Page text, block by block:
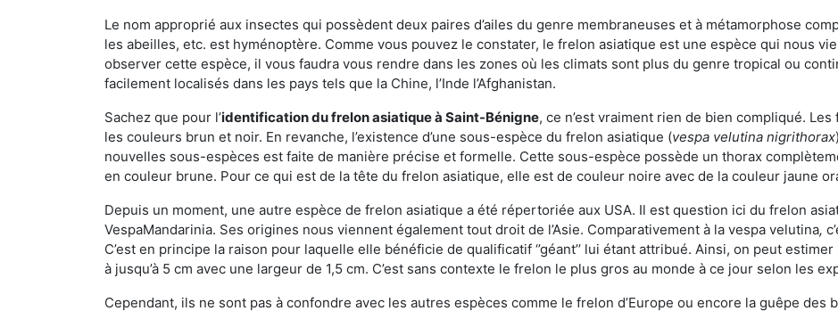
Le nom approprié aux insectes qui possèdent deux paires d’ailes du genre membraneuses et à métamorphose
les abeilles, etc. est hyménoptère. Comme vous pouvez le constater, le frelon asiatique est une espèce qui nous
observer cette espèce, il vous faudra vous rendre dans les zones où les climats sont plus du genre tropical ou
facilement localisés dans les pays tels que la Chine, l’Inde l’Afghanistan.
Sachez que pour l’identification du frelon asiatiqueà Saint-Bénigne, ce n’est vraiment rien de bien compliqué.
les couleurs brun et noir. En revanche, l’existence d’une sous-espèce du frelon asiatique (vespa velutina nigrithorax
nouvelles sous-espèces est faite de manière précise et formelle. Cette sous-espèce possède un thorax
en couleur brune. Pour ce qui est de la tête du frelon asiatique, elle est de couleur noire avec de la couleur jaune
Depuis un moment, une autre espèce de frelon asiatique a été répertoriée aux USA. Il est question ici du frelon
VespaMandarinia. Ses origines nous viennent également tout droit de l’Asie. Comparativement à la vespa velutina,
C’est en principe la raison pour laquelle elle bénéficie de qualificatif ‘’géant’’ lui étant attribué. Ainsi, on peut
à jusqu’à 5 cm avec une largeur de 1,5 cm. C’est sans contexte le frelon le plus gros au monde à ce jour selon les
Cependant, ils ne sont pas à confondre avec les autres espèces comme le frelon d’Europe ou encore la guêpe